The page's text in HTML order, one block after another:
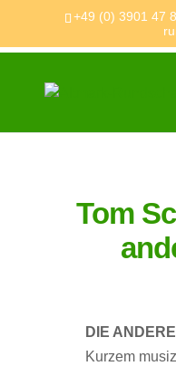
+49 (0) 3901 47
Tom
DIE
Kurzem